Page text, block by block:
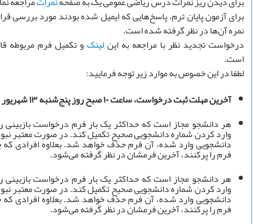
برای آزمون پایان ترم، پاسخ‌هایی که ایمیل شده بودند مورد بررسی
نمره آن‌ها در نظر گرفته شده است.
درخواست تجديد نظر با مراجعه به اینلینکو تکمیل فرم مربوطه
است.
لطفا در این خصوص به موارد زیر توجه فرمایید:
آخرین مهلت ثبت درخواست، ساعت ۱۰ صبح روز پنج‌شنبه ۱۳ شهریور ماه است.
هر دانشجو مجاز است که حداکثر یک بار فرم درخواست بازبینی
وارد کردن شماره دانشجویی صحیح تکمیل کند. در صورت معتبر
دانشجویی وارد شده، آن فرم حذف خواهد شد. بعلاوه افرادی که
فرم را پرکنند، آخرین فرمشان در نظر گرفته ‌می‌شود.
هر دانشجو مجاز است که حداکثر یک بار فرم درخواست بازبینی
وارد کردن شماره دانشجویی صحیح تکمیل کند. در صورت معتبر
دانشجویی وارد شده، آن فرم حذف خواهد شد. بعلاوه افرادی که
فرم را پرکنند، آخرین فرمشان در نظر گرفته ‌می‌شود.